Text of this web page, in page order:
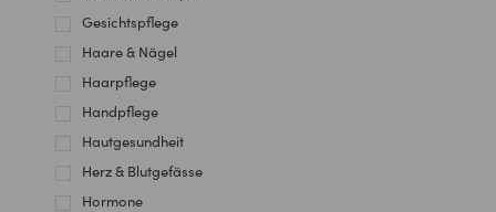
Gesichtspflege
Haare & Nägel
Haarpflege
Handpflege
Hautgesundheit
Herz & Blutgefässe
Hormone